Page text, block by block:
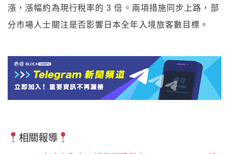
漲，漲幅約為現行稅率的 3 倍。兩項措施同步上路，部
分市場人士關注是否影響日本全年入境旅客數目標。
相關報導